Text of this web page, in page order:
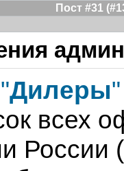
Пост #31
"Дилеры"
всех
России